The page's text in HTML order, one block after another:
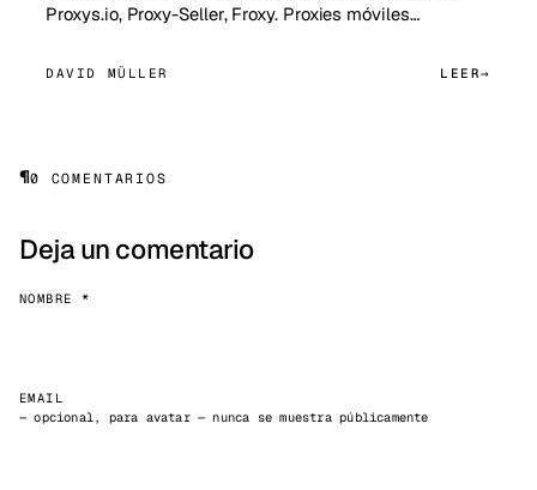
Proxys.io, Proxy-Seller, Froxy. Proxies móviles…
DAVID MÜLLER LEER
¶0 COMENTARIOS
Deja un comentario
NOMBRE *
EMAIL
— opcional, para avatar — nunca se muestra públicamente